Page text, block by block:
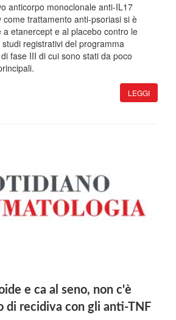
anticorpo monoclonale anti-IL17
come trattamento anti-psoriasi si è
etanercept e al placebo contro le
registrativi del programma
fase III di cui sono stati da poco
LEGGI
e ca al seno, non c'è
di recidiva con gli anti-TNF